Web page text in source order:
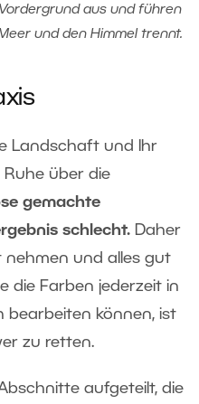
aus und führen
und den Himmel trennt.
Landschaft und Ihr
Ruhe über die
gemachte
schlecht. Daher
nehmen und alles gut
die Farben jederzeit in
bearbeiten können, ist
zu retten.
aufgeteilt, die